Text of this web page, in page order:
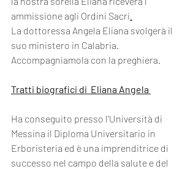
ammissione agli Ordini Sacri.
La dottoressa Angela Eliana svolgerà il
suo ministero in Calabria.
Accompagniamola con la preghiera.
Tratti biografici di  Eliana Angela
Ha conseguito presso l'Università di
Messina il Diploma Universitario in
Erboristeria ed è una imprenditrice di
successo nel campo della salute e del